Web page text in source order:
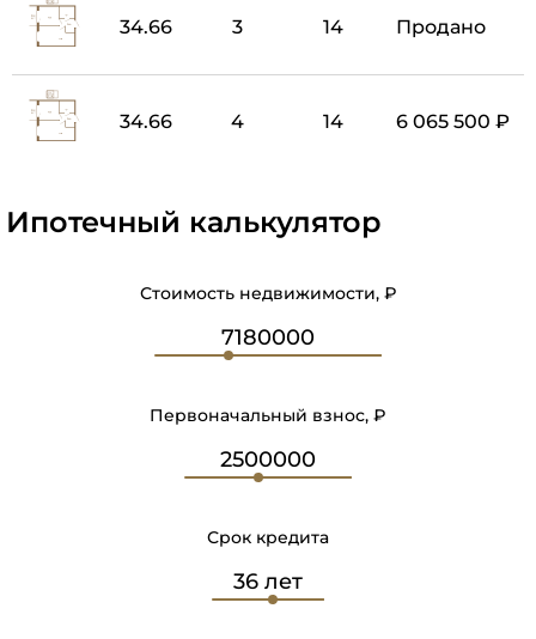
34.66 3 14 Продано
34.66 4 14 6 065 500 ₽
Ипотечный калькулятор
Стоимость недвижимости, ₽
Первоначальный взнос, ₽
Срок кредита